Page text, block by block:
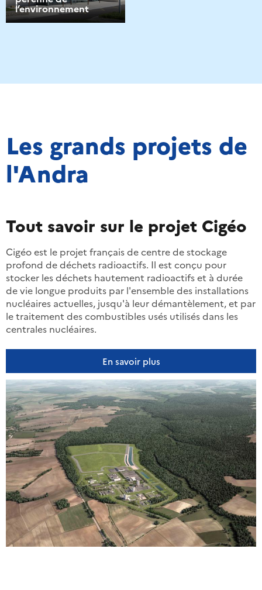
l’environnement
Les grands projets de
l'Andra
Tout savoir sur le projet Cigéo
Cigéo est le projet français de centre de stockage
profond de déchets radioactifs. Il est conçu pour
stocker les déchets hautement radioactifs et à durée
de vie longue produits par l'ensemble des installations
nucléaires actuelles, jusqu'à leur démantèlement, et par
le traitement des combustibles usés utilisés dans les
centrales nucléaires.
En savoir plus